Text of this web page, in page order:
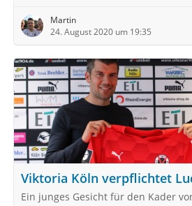
Martin
24. August 2020 um 19:35
Viktoria Köln verpflichtet
Ein junges Gesicht für den Kader